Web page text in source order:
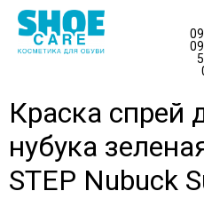
Краска спрей
нубука
STEP Nubuck